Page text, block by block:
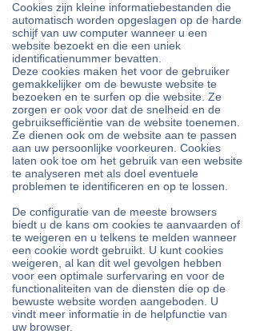
Cookies zijn kleine informatiebestanden die
automatisch worden opgeslagen op de harde
schijf van uw computer wanneer u een
website bezoekt en die een uniek
identificatienummer bevatten.
Deze cookies maken het voor de gebruiker
gemakkelijker om de bewuste website te
bezoeken en te surfen op die website. Ze
zorgen er ook voor dat de snelheid en de
gebruiksefficiëntie van de website toenemen.
Ze dienen ook om de website aan te passen
aan uw persoonlijke voorkeuren. Cookies
laten ook toe om het gebruik van een website
te analyseren met als doel eventuele
problemen te identificeren en op te lossen.
De configuratie van de meeste browsers
biedt u de kans om cookies te aanvaarden of
te weigeren en u telkens te melden wanneer
een cookie wordt gebruikt. U kunt cookies
weigeren, al kan dit wel gevolgen hebben
voor een optimale surfervaring en voor de
functionaliteiten van de diensten die op de
bewuste website worden aangeboden. U
vindt meer informatie in de helpfunctie van
uw browser.